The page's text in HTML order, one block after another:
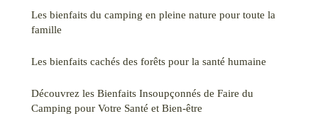
Les bienfaits du camping en pleine nature pour toute la
famille
Les bienfaits cachés des forêts pour la santé humaine
Découvrez les Bienfaits Insoupçonnés de Faire du
Camping pour Votre Santé et Bien-être